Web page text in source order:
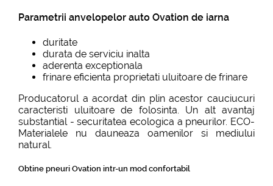
Parametrii anvelopelor auto Ovation de iarna
duritate
durata de serviciu inalta
aderenta exceptionala
frinare eficienta proprietati uluitoare de frinare
Producatorul a acordat din plin acestor cauciucuri
caracteristi uluitoare de folosinta. Un alt avantaj
substantial - securitatea ecologica a pneurilor. ECO-
Materialele nu dauneaza oamenilor si mediului
natural.
Obtine pneuri Ovation intr-un mod confortabil